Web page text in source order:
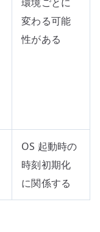
変わる可能
性がある
OS 起動時の
時刻初期化
に関係する